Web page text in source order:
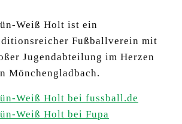
Weiß Holt ist ein
Fußballverein mit
Jugendabteilung im Herzen
Mönchengladbach.
Weiß Holt bei fussball.de
Weiß Holt bei Fupa